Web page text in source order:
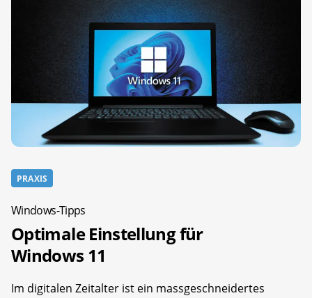
PRAXIS
Windows-Tipps
Optimale Einstellung für
Windows 11
Im digitalen Zeitalter ist ein massgeschneidertes